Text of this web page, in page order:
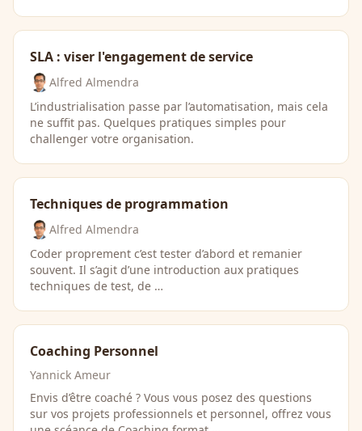
SLA : viser l'engagement de service
Alfred Almendra
L’industrialisation passe par l’automatisation, mais cela
ne suffit pas. Quelques pratiques simples pour
challenger votre organisation.
Techniques de programmation
Alfred Almendra
Coder proprement c’est tester d’abord et remanier
souvent. Il s’agit d’une introduction aux pratiques
techniques de test, de …
Coaching Personnel
Yannick Ameur
Envis d’être coaché ? Vous vous posez des questions
sur vos projets professionnels et personnel, offrez vous